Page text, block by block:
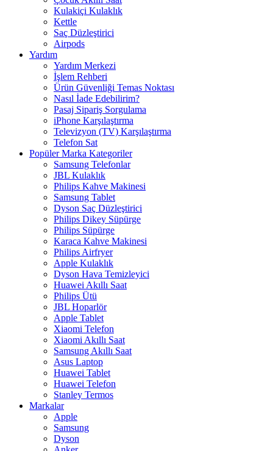
Kulakiçi Kulaklık
Kettle
Saç Düzleştirici
Airpods
Yardım
Yardım Merkezi
İşlem Rehberi
Ürün Güvenliği Temas Noktası
Nasıl İade Edebilirim?
Pasaj Sipariş Sorgulama
iPhone Karşılaştırma
Televizyon (TV) Karşılaştırma
Telefon Sat
Popüler Marka Kategoriler
Samsung Telefonlar
JBL Kulaklık
Philips Kahve Makinesi
Samsung Tablet
Dyson Saç Düzleştirici
Philips Dikey Süpürge
Philips Süpürge
Karaca Kahve Makinesi
Philips Airfryer
Apple Kulaklık
Dyson Hava Temizleyici
Huawei Akıllı Saat
Philips Ütü
JBL Hoparlör
Apple Tablet
Xiaomi Telefon
Xiaomi Akıllı Saat
Samsung Akıllı Saat
Asus Laptop
Huawei Tablet
Huawei Telefon
Stanley Termos
Markalar
Apple
Samsung
Dyson